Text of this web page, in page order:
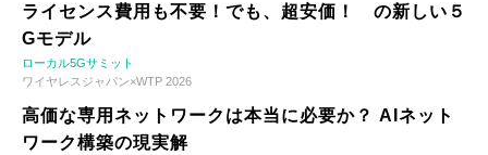
ライセンス費用も不要！でも、超安価！ の新しい５
Gモデル
ローカル5Gサミット
ワイヤレスジャパン×WTP 2026
高価な専用ネットワークは本当に必要か？ AIネット
ワーク構築の現実解